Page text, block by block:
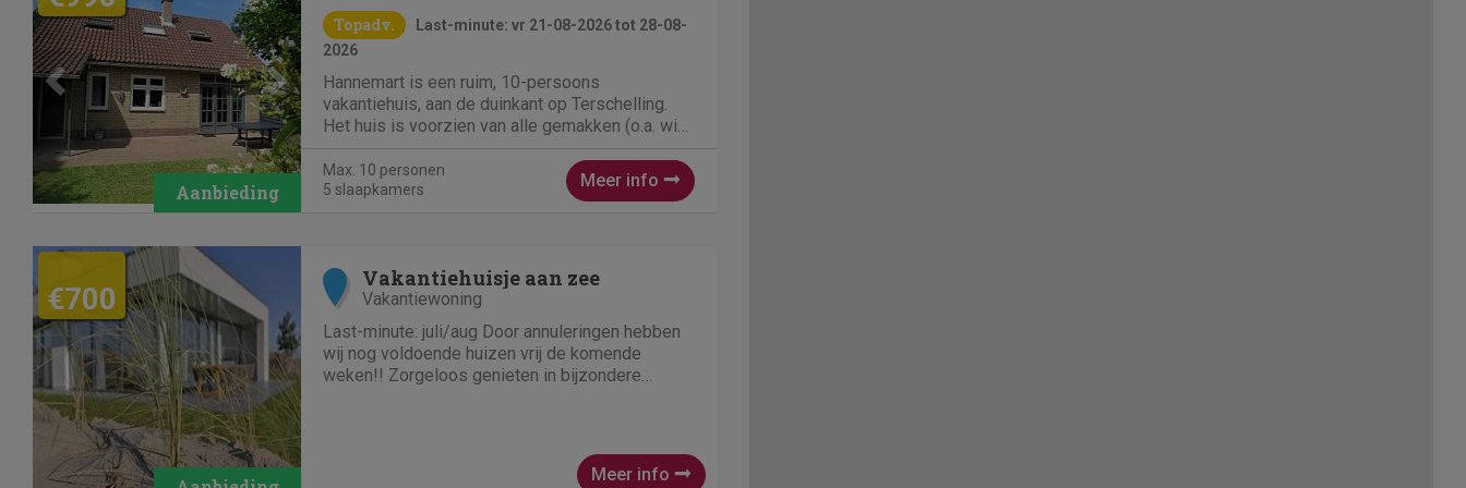
Topadv.
Last-minute: vr 21-08-2026 tot 28-08-
2026
Hannemart is een ruim, 10-persoons
vakantiehuis, aan de duinkant op Terschelling.
Het huis is voorzien van alle gemakken (o.a. wifi,
badkamers) en heeft een grote tuin waar u de
hele dag kunt kiezen uit een zon- of
Max. 10 personen
5 slaapkamers
Meer info
€700
Meer info
Vakantiehuisje aan zee
Vakantiewoning
Last-minute: juli/aug Door annuleringen hebben
wij nog voldoende huizen vrij de komende
weken!! Zorgeloos genieten in bijzondere